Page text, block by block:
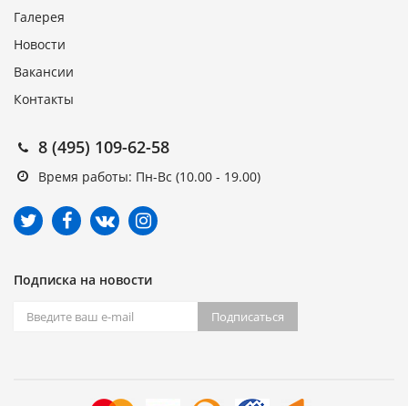
Галерея
Новости
Вакансии
Контакты
8 (495) 109-62-58
Время работы: Пн-Вс (10.00 - 19.00)
Подписка на новости
Подписаться